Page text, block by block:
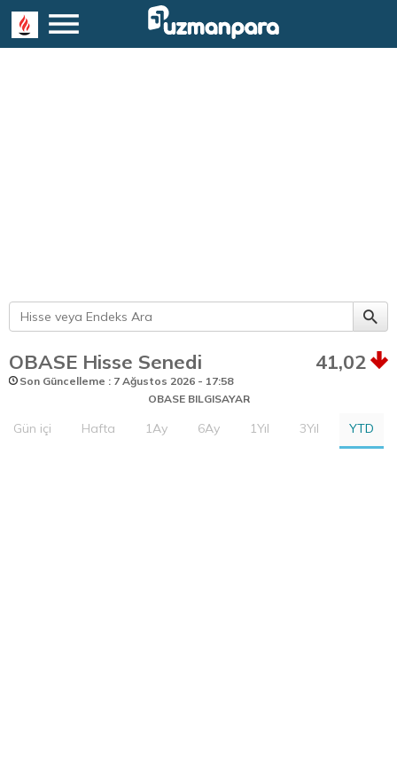
OBASE Hisse Senedi 41,02
Son Güncelleme : 7 Ağustos 2026 - 17:58
OBASE BILGISAYAR
Gün içi Hafta 1Ay 6Ay 1Yıl 3Yıl YTD